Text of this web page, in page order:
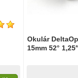
Okulár
15mm 52°